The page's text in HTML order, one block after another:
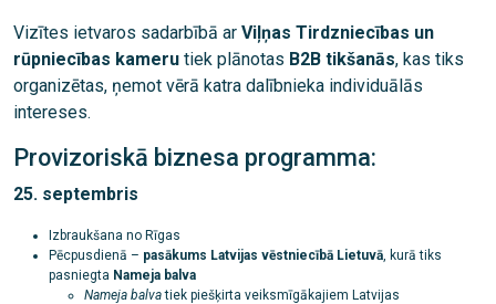
Vizītes ietvaros sadarbībā ar Viļņas Tirdzniecības un
rūpniecības kameru tiek plānotas B2B tikšanās, kas tiks
organizētas, ņemot vērā katra dalībnieka individuālās
intereses.
Provizoriskā biznesa programma:
25. septembris
Izbraukšana no Rīgas
Pēcpusdienā – pasākums Latvijas vēstniecībā Lietuvā, kurā tiks
pasniegta Nameja balva
Nameja balvatiek piešķirta veiksmīgākajiem Latvijas